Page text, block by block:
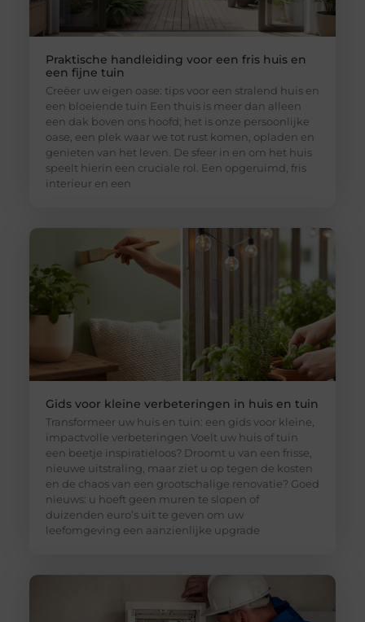
Praktische handleiding voor een fris huis en
een fijne tuin
Creëer uw eigen oase: tips voor een stralend huis en
een bloeiende tuin Een thuis is meer dan alleen
een dak boven ons hoofd; het is onze persoonlijke
oase, een plek waar we tot rust komen, opladen en
genieten van het leven. De sfeer in en om het huis
speelt hierin een cruciale rol. Een opgeruimd, fris
interieur en een
Gids voor kleine verbeteringen in huis en tuin
Transformeer uw huis en tuin: een gids voor kleine,
impactvolle verbeteringen Voelt uw huis of tuin
een beetje inspiratieloos? Droomt u van een frisse,
nieuwe uitstraling, maar ziet u op tegen de kosten
en de chaos van een grootschalige renovatie? Goed
nieuws: u hoeft geen muren te slopen of
duizenden euro’s uit te geven om uw
leefomgeving een aanzienlijke upgrade